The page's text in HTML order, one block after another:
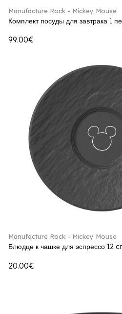
Manufacture Rock - Mickey Mouse
Комплект посуды для завтрака 1
99.00€
Manufacture Rock - Mickey Mouse
Блюдце к чашке для эспрессо 12
20.00€